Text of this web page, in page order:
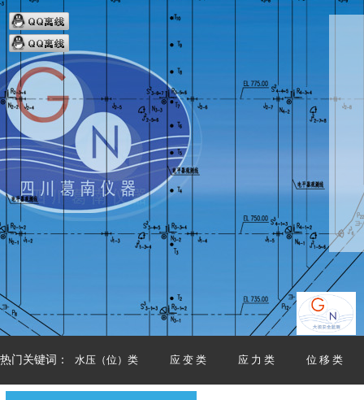
热门关键词： 水压（位）类 应 变 类 应 力 类 位 移 类